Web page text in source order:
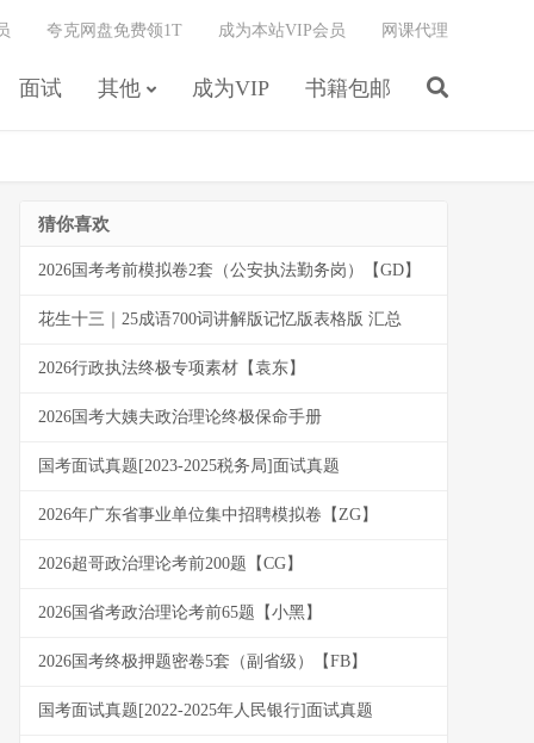
面试 其他 成为VIP 书籍包邮
夸克网盘免费领1T 成为本站VIP会员 网课代理
猜你喜欢
2026国考考前模拟卷2套（公安执法勤务岗）【GD】
花生十三｜25成语700词讲解版记忆版表格版 汇总
2026行政执法终极专项素材【袁东】
2026国考大姨夫政治理论终极保命手册
国考面试真题[2023-2025税务局]面试真题
2026年广东省事业单位集中招聘模拟卷【ZG】
2026超哥政治理论考前200题【CG】
2026国省考政治理论考前65题【小黑】
2026国考终极押题密卷5套（副省级）【FB】
国考面试真题[2022-2025年人民银行]面试真题